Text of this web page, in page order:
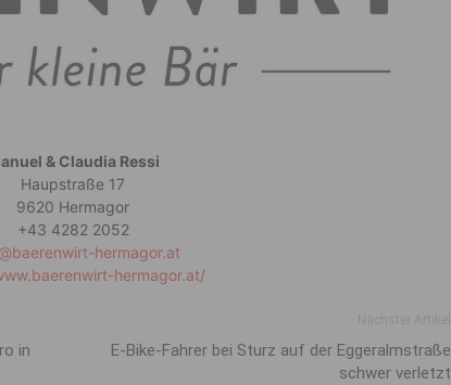
& Claudia Ressi
Haupstraße 17
9620 Hermagor
+43 4282 2052
hermagor.at
hermagor.at/
in
E-Bike-Fahrer bei Sturz auf der Eggeralmstraße
schwer verletzt